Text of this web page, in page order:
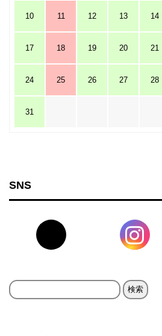
10 11 12 13 14
17 18 19 20 21
24 25 26 27 28
31
SNS
検